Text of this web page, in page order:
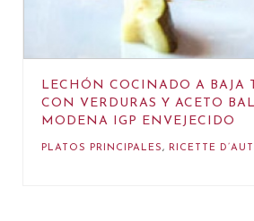
LECHÓN COCINADO A BAJA
CON VERDURAS Y ACETO
MODENA IGP ENVEJECIDO
PLATOS PRINCIPALES, RICETTE